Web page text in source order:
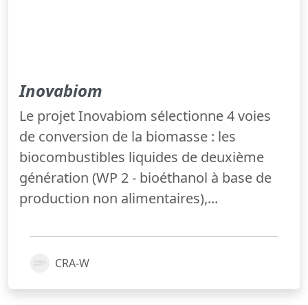
Inovabiom
Le projet Inovabiom sélectionne 4 voies
de conversion de la biomasse : les
biocombustibles liquides de deuxième
génération (WP 2 - bioéthanol à base de
production non alimentaires),...
CRA-W